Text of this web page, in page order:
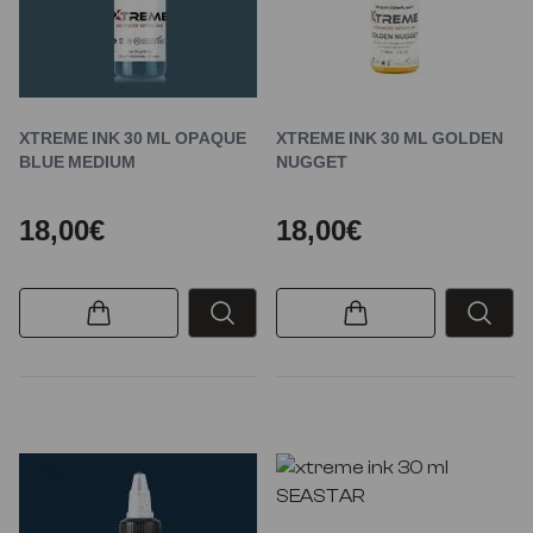
XTREME INK 30 ML OPAQUE
BLUE MEDIUM
18,00€
XTREME INK 30 ML GOLDEN
NUGGET
18,00€